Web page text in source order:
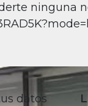
ninguna
datos